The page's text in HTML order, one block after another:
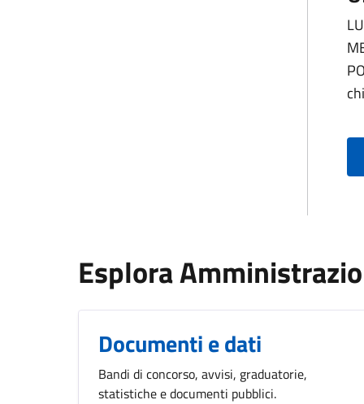
Esplora
Documenti e dati
Bandi di concorso, avvisi, graduatorie,
statistiche e documenti pubblici.